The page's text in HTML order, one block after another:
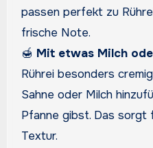
passen perfekt zu
frische Note.
🍯 Mit etwas Milch
Rührei besonders
Sahne oder Milch
Pfanne gibst. Das sorgt
Textur.